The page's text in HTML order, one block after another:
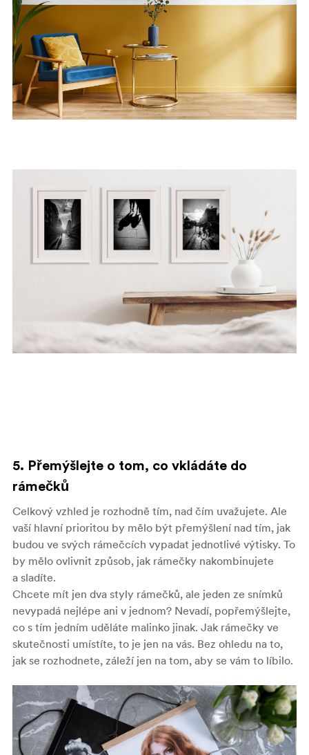
5. Přemýšlejte o tom, co vkládáte do
rámečků
Celkový vzhled je rozhodně tím, nad čím uvažujete. Ale
vaší hlavní prioritou by mělo být přemýšlení nad tím, jak
budou ve svých rámečcích vypadat jednotlivé výtisky. To
by mělo ovlivnit způsob, jak rámečky nakombinujete
a sladíte.
Chcete mít jen dva styly rámečků, ale jeden ze snímků
nevypadá nejlépe ani v jednom? Nevadí, popřemýšlejte,
co s tím jedním uděláte malinko jinak. Jak rámečky ve
skutečnosti umístíte, to je jen na vás. Bez ohledu na to,
jak se rozhodnete, záleží jen na tom, aby se vám to líbilo.